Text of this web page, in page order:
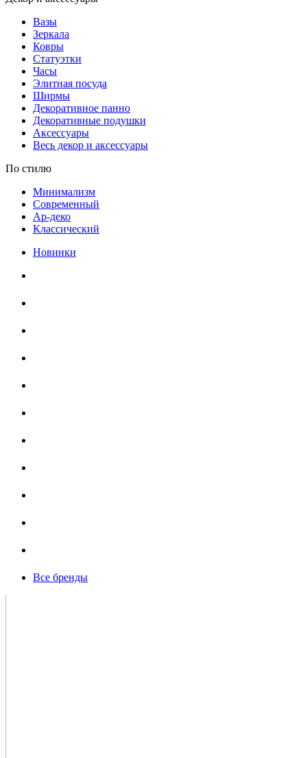
Вазы
Зеркала
Ковры
Статуэтки
Часы
Элитная посуда
Ширмы
Декоративное панно
Декоративные подушки
Аксессуары